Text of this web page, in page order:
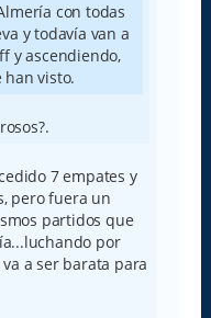
con todas
y todavía van a
y ascendiendo,
han visto.
7 empates y
pero fuera un
partidos que
por
a ser barata para